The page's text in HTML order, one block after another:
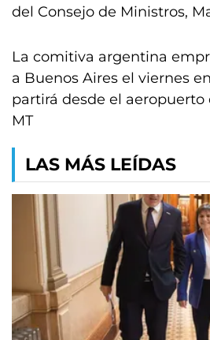
del Consejo de Ministros,
La comitiva argentina
a Buenos Aires el viernes
partirá desde el aeropuerto
MT
LAS MÁS LEÍDAS